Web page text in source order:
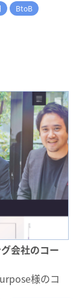
BtoB
会社のコー
様のコ